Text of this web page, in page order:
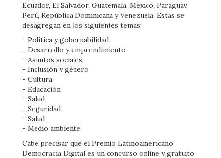
Ecuador, El Salvador, Guatemala, México, Paraguay,
Perú, República Dominicana y Venezuela. Estas se
desagregan en los siguientes temas:
- Política y gobernabilidad
- Desarrollo y emprendimiento
- Asuntos sociales
- Inclusión y género
- Cultura
- Educación
- Salud
- Seguridad
- Salud
- Medio ambiente
Cabe precisar que el Premio Latinoamericano
Democracia Digital es un concurso online y gratuito